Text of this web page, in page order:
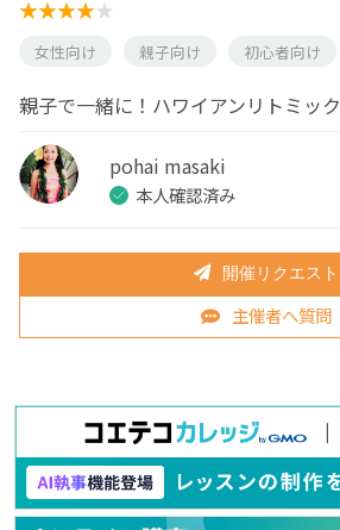
女性向け 親子向け 初心者向け
親子で一緒に！ハワイアンリトミック
pohai masaki
本人確認済み
開催リクエスト
主催者へ質問